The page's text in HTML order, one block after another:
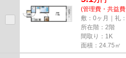
(管理費・共益
敷：0ヶ月｜礼
所在階：2階
間取り：1K
面積：24.75㎡